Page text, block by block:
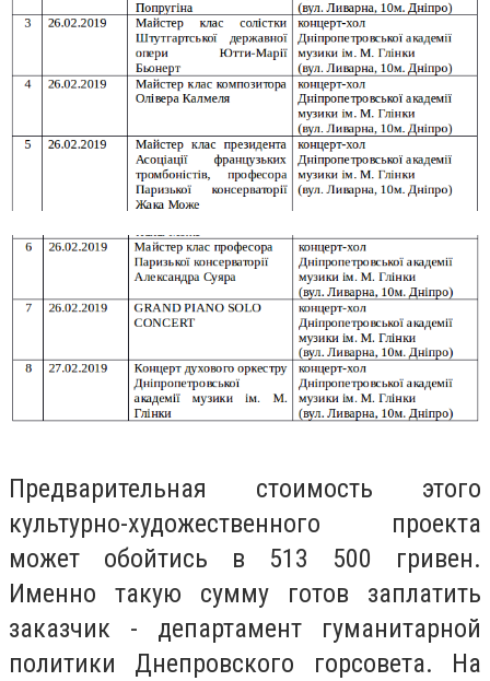
Предварительная стоимость этого
культурно-художественного проекта
может обойтись в 513 500 гривен.
Именно такую сумму готов заплатить
заказчик - департамент гуманитарной
политики Днепровского горсовета. На